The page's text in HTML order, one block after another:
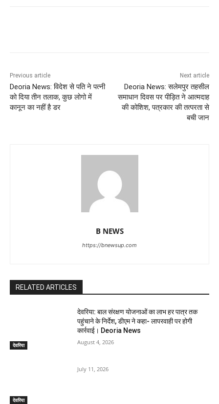
Previous article
Deoria News: विदेश से पति ने पत्नी
को दिया तीन तलाक, कुछ लोगो में
कानून का नहीं है डर
Next article
Deoria News: सलेमपुर तहसील
समाधान दिवस पर पीड़ित ने आत्मदाह
की कोशिश, पत्रकार की तत्परता से
बची जान
B NEWS
https://bnewsup.com
RELATED ARTICLES
देवरिया
देवरिया: बाल संरक्षण योजनाओं का लाभ हर पात्र तक
पहुंचाने के निर्देश, डीएम ने कहा- लापरवाही पर होगी
कार्रवाई। Deoria News
August 4, 2026
देवरिया
July 11, 2026